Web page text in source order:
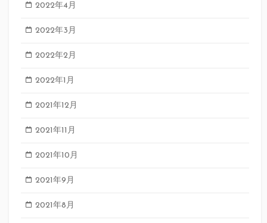
2022年4月
2022年3月
2022年2月
2022年1月
2021年12月
2021年11月
2021年10月
2021年9月
2021年8月